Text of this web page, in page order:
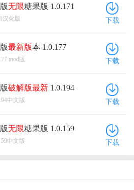
无限糖果版 1.0.171
汉化版 下载
最新版本 1.0.177
mod版 下载
破解版最新 1.0.194
中文版 下载
无限糖果版 1.0.159
中文版 下载